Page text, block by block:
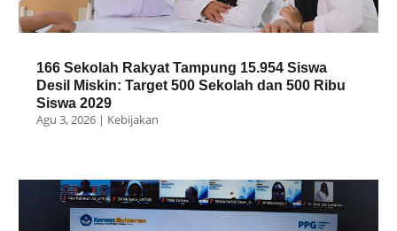
166 Sekolah Rakyat Tampung 15.954 Siswa
Desil Miskin: Target 500 Sekolah dan 500 Ribu
Siswa 2029
Agu 3, 2026 | Kebijakan